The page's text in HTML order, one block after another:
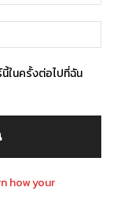
นี้ในครั้งต่อไปที่ฉัน
how your